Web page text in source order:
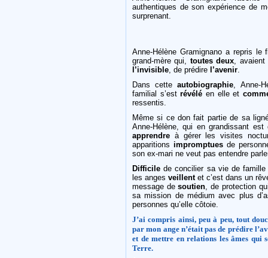
authentiques de son expérience de
surprenant.
Anne-Hélène Gramignanoa repris le
grand-mère qui, toutes deux ,
l’invisible , de prédire l’avenir
Dans cetteautobiographie , Anne-
familial s’estrévélé en elle et
ressentis.
Même si ce don fait partie de sa
Anne-Hélène, qui en grandissant
apprendre à gérer les visites
apparitionsimpromptues de
son ex-mari ne veut pas entendre
Difficile de concilier sa vie de
les angesveillentet c’est dans un
message desoutien , de protection
sa mission de médium avec plus
personnes qu’elle côtoie.
J’ai compris ainsi, peu à peu, tout
par mon ange n’était pas de prédire
et de mettre en relations les âmes qui
Terre.